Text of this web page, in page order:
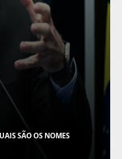
DE 2026